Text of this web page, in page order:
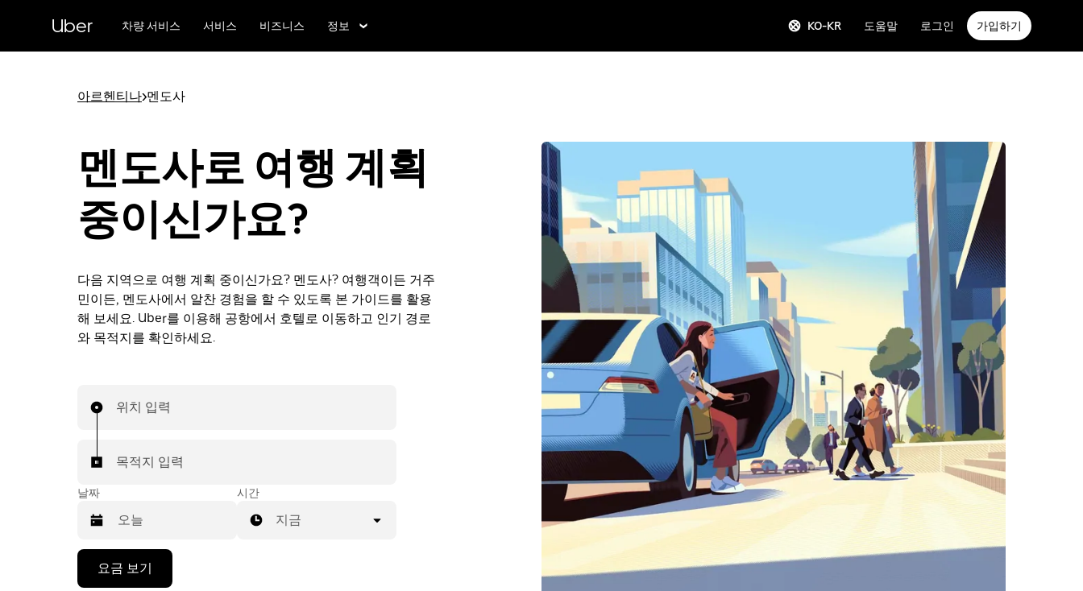
Uber 차량 서비스 서비스 비즈니스 정보 KO-KR 도움말 로그인 가입하기
아르헨티나>멘도사
멘도사로 여행 계획
중이신가요?
다음 지역으로 여행 계획 중이신가요? 멘도사? 여행객이든 거주
민이든, 멘도사에서 알찬 경험을 할 수 있도록 본 가이드를 활용
해 보세요. Uber를 이용해 공항에서 호텔로 이동하고 인기 경로
와 목적지를 확인하세요.
위치 입력
목적지 입력
날짜 시간
지금
요금 보기